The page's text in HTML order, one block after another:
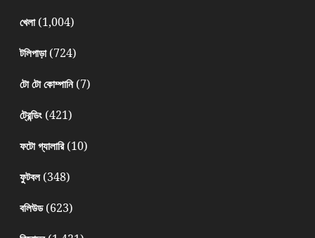
খেলা(1,004)
টলিপাড়া(724)
টো টো কোম্পানি(7)
ট্রেন্ডিং(421)
ফটো গ্যালারি(10)
ফুটবল(348)
বলিউড(623)